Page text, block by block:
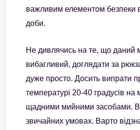
важливим елементом безпеки
доби.
Не дивлячись на те, що даний
вибагливий, доглядати за
дуже просто. Досить випрати
температурі 20-40 градусів на
щадними мийними засобами.
звичайних умовах. Варто